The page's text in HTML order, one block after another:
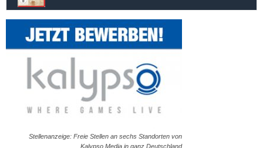
Stellenanzeige: Freie Stellen an sechs Standorten von
Kalypso Media in ganz Deutschland